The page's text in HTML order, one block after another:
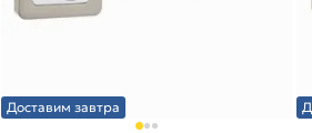
Доставим завтра